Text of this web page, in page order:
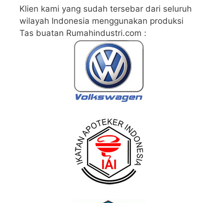
Klien kami yang sudah tersebar dari seluruh
wilayah Indonesia menggunakan produksi
Tas buatan Rumahindustri.com :